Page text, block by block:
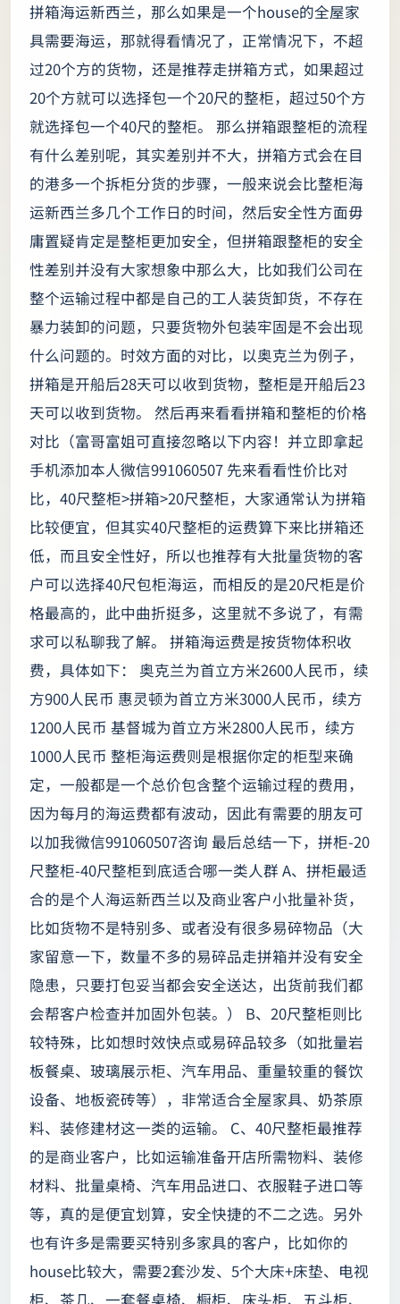
拼箱海运新西兰，那么如果是一个house的全屋家
具需要海运，那就得看情况了，正常情况下，不超
过20个方的货物，还是推荐走拼箱方式，如果超过
20个方就可以选择包一个20尺的整柜，超过50个方
就选择包一个40尺的整柜。 那么拼箱跟整柜的流程
有什么差别呢，其实差别并不大，拼箱方式会在目
的港多一个拆柜分货的步骤，一般来说会比整柜海
运新西兰多几个工作日的时间，然后安全性方面毋
庸置疑肯定是整柜更加安全，但拼箱跟整柜的安全
性差别并没有大家想象中那么大，比如我们公司在
整个运输过程中都是自己的工人装货卸货，不存在
暴力装卸的问题，只要货物外包装牢固是不会出现
什么问题的。时效方面的对比，以奥克兰为例子，
拼箱是开船后28天可以收到货物，整柜是开船后23
天可以收到货物。 然后再来看看拼箱和整柜的价格
对比（富哥富姐可直接忽略以下内容！并立即拿起
手机添加本人微信991060507 先来看看性价比对
比，40尺整柜>拼箱>20尺整柜，大家通常认为拼箱
比较便宜，但其实40尺整柜的运费算下来比拼箱还
低，而且安全性好，所以也推荐有大批量货物的客
户可以选择40尺包柜海运，而相反的是20尺柜是价
格最高的，此中曲折挺多，这里就不多说了，有需
求可以私聊我了解。 拼箱海运费是按货物体积收
费，具体如下： 奥克兰为首立方米2600人民币，续
方900人民币 惠灵顿为首立方米3000人民币，续方
1200人民币 基督城为首立方米2800人民币，续方
1000人民币 整柜海运费则是根据你定的柜型来确
定，一般都是一个总价包含整个运输过程的费用，
因为每月的海运费都有波动，因此有需要的朋友可
以加我微信991060507咨询 最后总结一下，拼柜-20
尺整柜-40尺整柜到底适合哪一类人群 A、拼柜最适
合的是个人海运新西兰以及商业客户小批量补货，
比如货物不是特别多、或者没有很多易碎物品（大
家留意一下，数量不多的易碎品走拼箱并没有安全
隐患，只要打包妥当都会安全送达，出货前我们都
会帮客户检查并加固外包装。） B、20尺整柜则比
较特殊，比如想时效快点或易碎品较多（如批量岩
板餐桌、玻璃展示柜、汽车用品、重量较重的餐饮
设备、地板瓷砖等），非常适合全屋家具、奶茶原
料、装修建材这一类的运输。 C、40尺整柜最推荐
的是商业客户，比如运输准备开店所需物料、装修
材料、批量桌椅、汽车用品进口、衣服鞋子进口等
等，真的是便宜划算，安全快捷的不二之选。另外
也有许多是需要买特别多家具的客户，比如你的
house比较大，需要2套沙发、5个大床+床垫、电视